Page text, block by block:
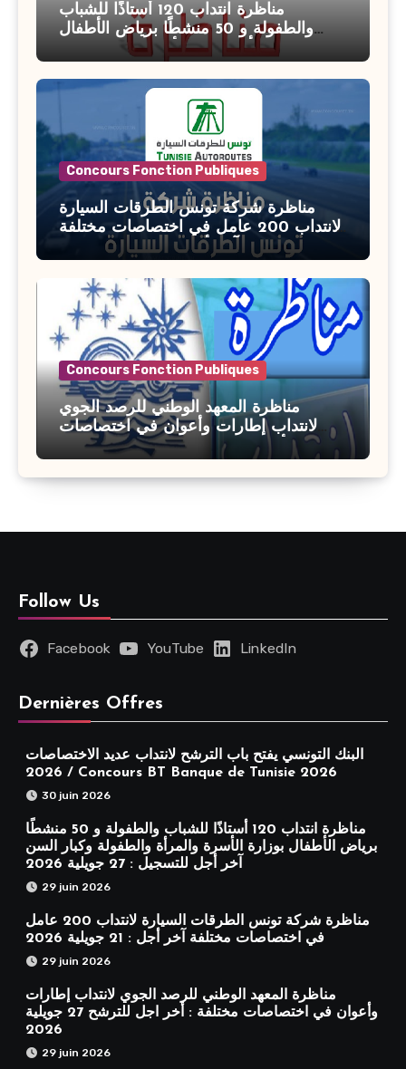
مناظرة انتداب 120 أستاذًا للشباب
والطفولة و 50 منشطًا برياض الأطفال
بوزارة الأسرة والمرأة والطفولة وكبار
السن آخر أجل للتسجيل : 27 جويلية 2026
Concours Fonction Publiques
مناظرة شركة تونس الطرقات السيارة
لانتداب 200 عامل في اختصاصات مختلفة
آخر أجل : 21 جويلية 2026
Concours Fonction Publiques
مناظرة المعهد الوطني للرصد الجوي
لانتداب إطارات وأعوان في اختصاصات
مختلفة : أخر اجل للترشح 27 جويلية 2026
Follow Us
Facebook YouTube LinkedIn
Dernières Offres
البنك التونسي يفتح باب الترشح لانتداب عديد الاختصاصات
2026 / Concours BT Banque de Tunisie 2026
30 juin 2026
مناظرة انتداب 120 أستاذًا للشباب والطفولة و 50 منشطًا
برياض الأطفال بوزارة الأسرة والمرأة والطفولة وكبار السن
آخر أجل للتسجيل : 27 جويلية 2026
29 juin 2026
مناظرة شركة تونس الطرقات السيارة لانتداب 200 عامل
في اختصاصات مختلفة آخر أجل : 21 جويلية 2026
29 juin 2026
مناظرة المعهد الوطني للرصد الجوي لانتداب إطارات
وأعوان في اختصاصات مختلفة : أخر اجل للترشح 27 جويلية
2026
29 juin 2026